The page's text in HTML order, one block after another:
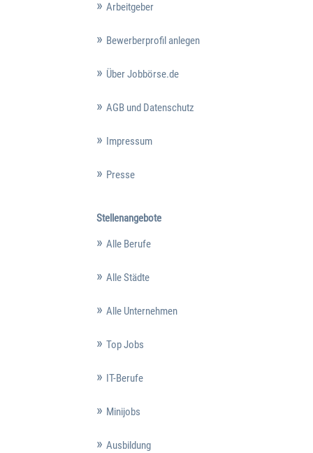
Arbeitgeber
Bewerberprofil anlegen
Über Jobbörse.de
AGB und Datenschutz
Impressum
Presse
Stellenangebote
Alle Berufe
Alle Städte
Alle Unternehmen
Top Jobs
IT-Berufe
Minijobs
Ausbildung